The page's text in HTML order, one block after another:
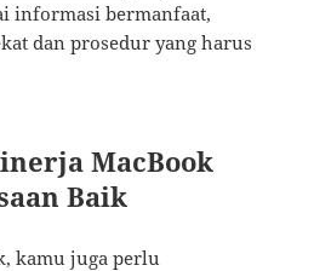
informasi bermanfaat,
dan prosedur yang harus
MacBook
Baik
kamu juga perlu